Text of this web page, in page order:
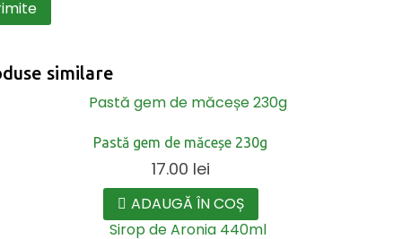
similare
Pastă gem de măceșe 230g
17.00 lei
ADAUGĂ ÎN COȘ